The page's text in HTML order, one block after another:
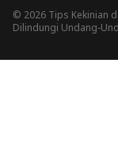
© 2026 Tips Kekinian
Dilindungi Undang-